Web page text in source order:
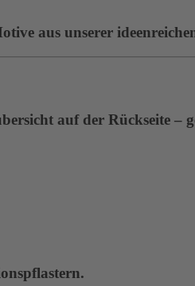
aus unserer
auf der Rückseite –